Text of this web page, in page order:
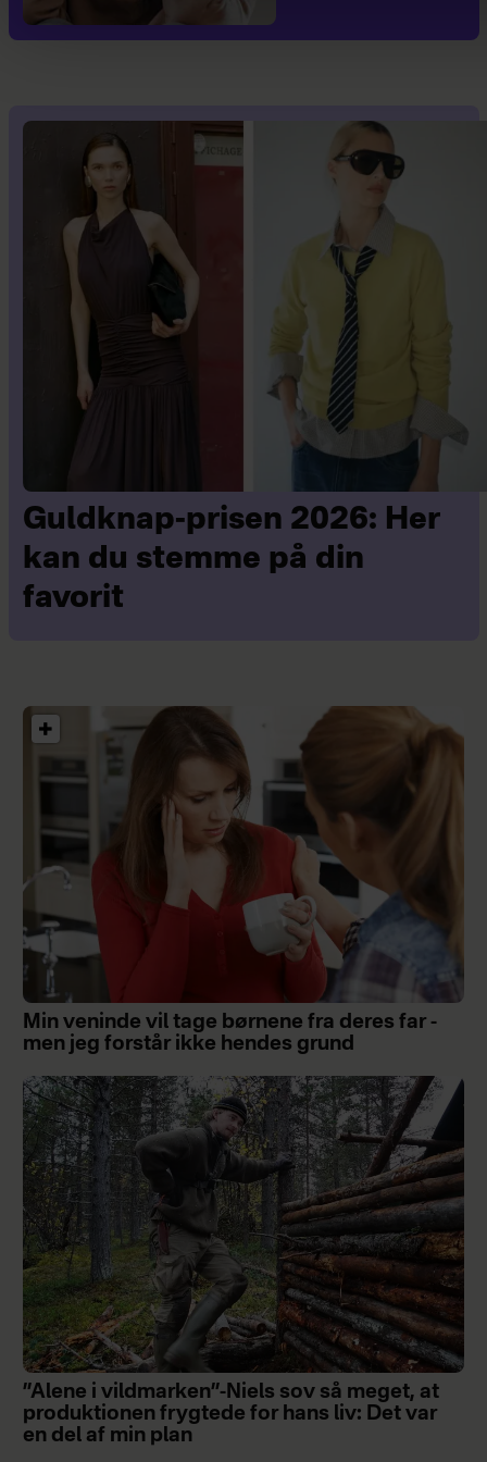
Guldknap-prisen 2026: Her
kan du stemme på din
favorit
Min veninde vil tage børnene fra deres far -
men jeg forstår ikke hendes grund
”Alene i vildmarken”-Niels sov så meget, at
produktionen frygtede for hans liv: Det var
en del af min plan